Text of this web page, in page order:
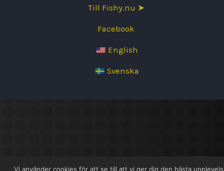
Till Fishy.nu ➤
Facebook
English
Svenska
Vi använder cookies för att se till att vi ger dig den bästa